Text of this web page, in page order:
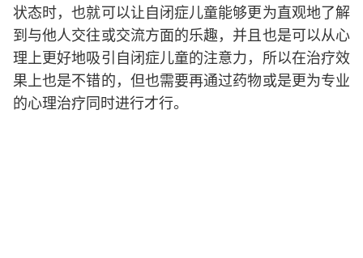
状态时，也就可以让自闭症儿童能够更为直观地了解
到与他人交往或交流方面的乐趣，并且也是可以从心
理上更好地吸引自闭症儿童的注意力，所以在治疗效
果上也是不错的，但也需要再通过药物或是更为专业
的心理治疗同时进行才行。